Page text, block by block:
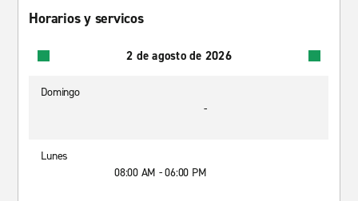
Horarios y servicos
2 de agosto de 2026
Domingo
-
Lunes
08:00 AM - 06:00 PM